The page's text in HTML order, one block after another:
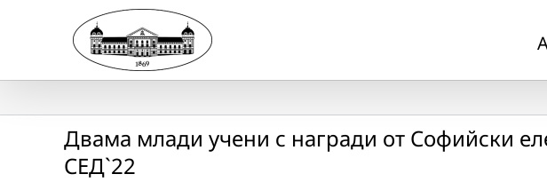
Двама млади учени с награди от Софийски
СЕД`22